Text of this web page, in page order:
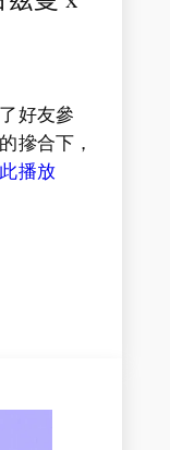
好友參
摻合下，
播放